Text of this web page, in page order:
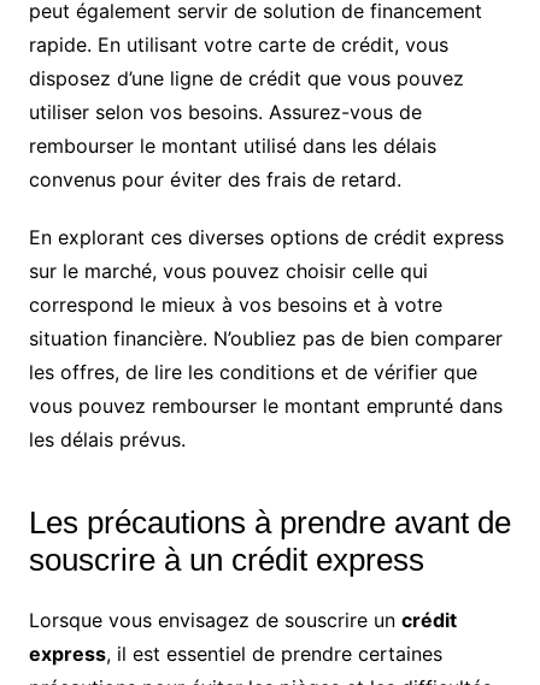
peut également servir de solution de financement
rapide. En utilisant votre carte de crédit, vous
disposez d’une ligne de crédit que vous pouvez
utiliser selon vos besoins. Assurez-vous de
rembourser le montant utilisé dans les délais
convenus pour éviter des frais de retard.
En explorant ces diverses options de crédit express
sur le marché, vous pouvez choisir celle qui
correspond le mieux à vos besoins et à votre
situation financière. N’oubliez pas de bien comparer
les offres, de lire les conditions et de vérifier que
vous pouvez rembourser le montant emprunté dans
les délais prévus.
Les précautions à prendre avant de
souscrire à un crédit express
Lorsque vous envisagez de souscrire un crédit
express, il est essentiel de prendre certaines